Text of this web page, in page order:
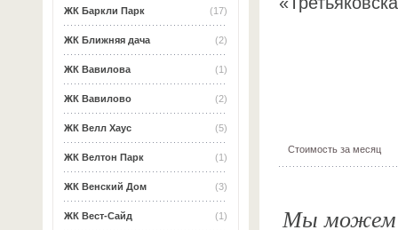
(17)
ЖК Баркли Парк
(2)
ЖК Ближняя дача
(1)
ЖК Вавилова
(2)
ЖК Вавилово
(5)
ЖК Велл Хаус
(1)
ЖК Велтон Парк
(3)
ЖК Венский Дом
(1)
ЖК Вест-Сайд
Стоимость за месяц
Мы можем